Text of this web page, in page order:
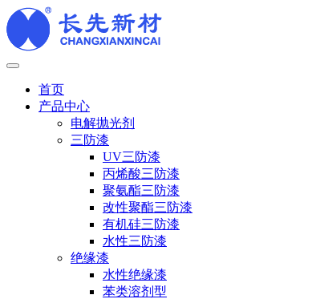
首页
产品中心
电解抛光剂
三防漆
UV三防漆
丙烯酸三防漆
聚氨酯三防漆
改性聚酯三防漆
有机硅三防漆
水性三防漆
绝缘漆
水性绝缘漆
苯类溶剂型